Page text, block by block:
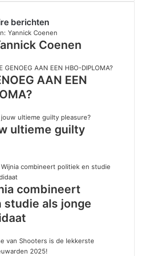
berichten
Coenen
AAN EEN
ultieme guilty
combineert
studie als jonge